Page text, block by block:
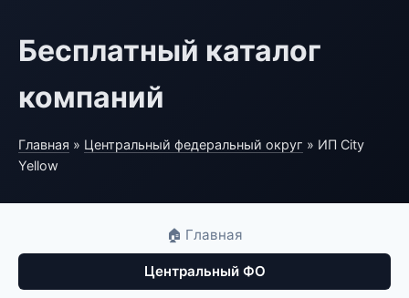
Бесплатный каталог
компаний
Главная » Центральный федеральный округ » ИП City
Yellow
🏠 Главная
Центральный ФО